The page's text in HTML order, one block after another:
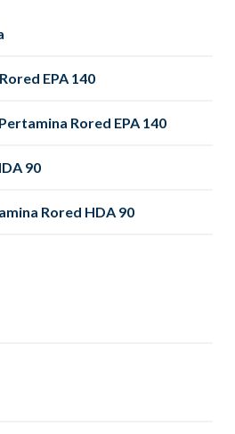
EPA 140
Rored EPA 140
90
Rored HDA 90